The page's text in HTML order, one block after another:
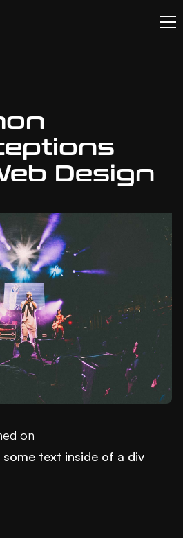
Design
on
some text inside of a div